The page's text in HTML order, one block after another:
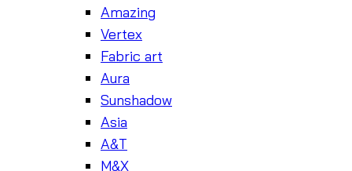
Amazing
Vertex
Fabric art
Aura
Sunshadow
Asia
A&T
M&X